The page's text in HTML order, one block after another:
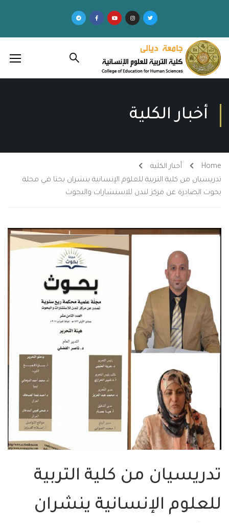
أخبار الكلية
Home
أخبار الكلية
تدريسيان من كلية التربية للعلوم الإنسانية ينشران بحثا في مجلة
بحوث الصادرة عن مركز لندن للاستشارات والبحوث
تدريسيان من كلية التربية
للعلوم الإنسانية ينشران